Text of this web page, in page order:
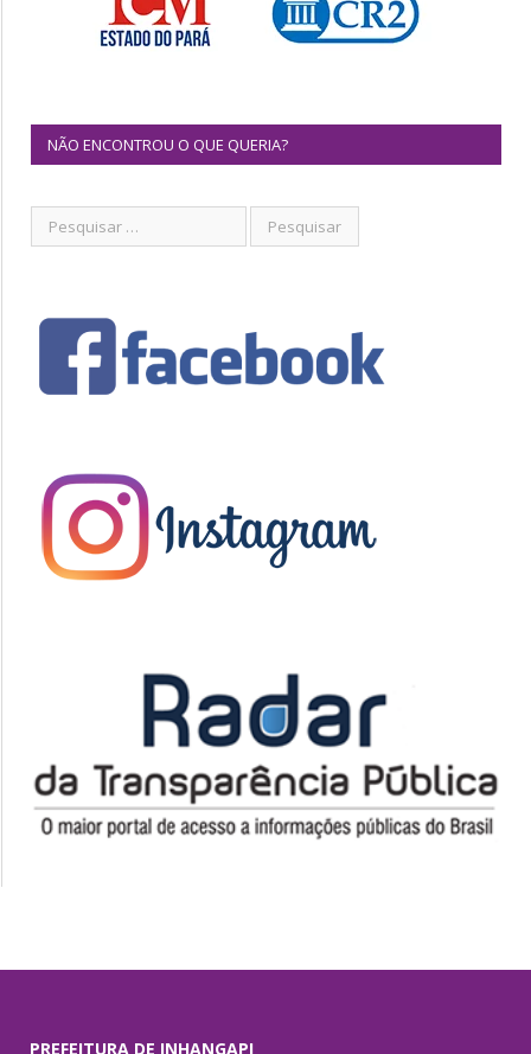
NÃO ENCONTROU O QUE QUERIA?
PREFEITURA DE INHANGAPI